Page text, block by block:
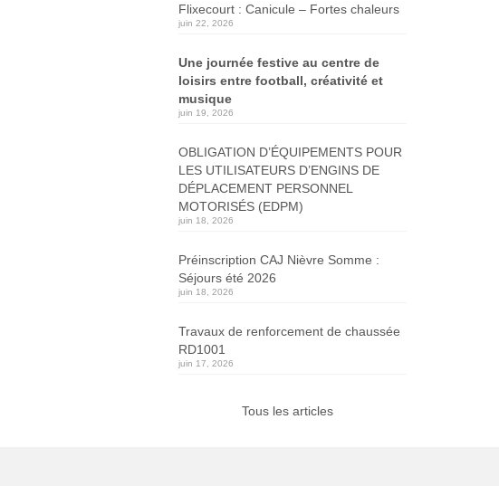
Flixecourt : Canicule – Fortes chaleurs
juin 22, 2026
Une journée festive au centre de
loisirs entre football, créativité et
musique
juin 19, 2026
OBLIGATION D’ÉQUIPEMENTS POUR
LES UTILISATEURS D’ENGINS DE
DÉPLACEMENT PERSONNEL
MOTORISÉS (EDPM)
juin 18, 2026
Préinscription CAJ Nièvre Somme :
Séjours été 2026
juin 18, 2026
Travaux de renforcement de chaussée
RD1001
juin 17, 2026
Tous les articles